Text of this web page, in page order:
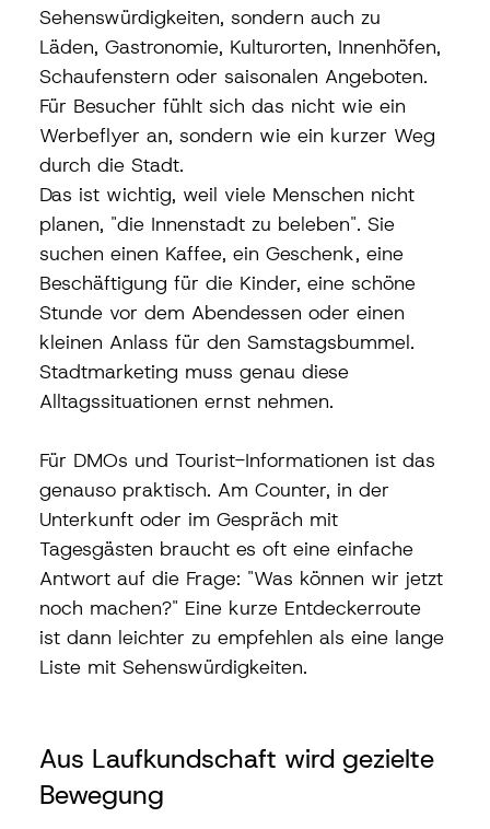
Sehenswürdigkeiten, sondern auch zu
Läden, Gastronomie, Kulturorten, Innenhöfen,
Schaufenstern oder saisonalen Angeboten.
Für Besucher fühlt sich das nicht wie ein
Werbeflyer an, sondern wie ein kurzer Weg
durch die Stadt.
Das ist wichtig, weil viele Menschen nicht
planen, "die Innenstadt zu beleben". Sie
suchen einen Kaffee, ein Geschenk, eine
Beschäftigung für die Kinder, eine schöne
Stunde vor dem Abendessen oder einen
kleinen Anlass für den Samstagsbummel.
Stadtmarketing muss genau diese
Alltagssituationen ernst nehmen.
Für DMOs und Tourist-Informationen ist das
genauso praktisch. Am Counter, in der
Unterkunft oder im Gespräch mit
Tagesgästen braucht es oft eine einfache
Antwort auf die Frage: "Was können wir jetzt
noch machen?" Eine kurze Entdeckerroute
ist dann leichter zu empfehlen als eine lange
Liste mit Sehenswürdigkeiten.
Aus Laufkundschaft wird gezielte
Bewegung